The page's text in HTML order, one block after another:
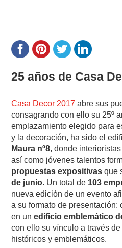
25 años de Casa
Casa Decor 2017 abre sus
consagrando con ello su 25º
emplazamiento elegido para
y la decoración, ha sido el
Maura nº8, donde
así como jóvenes talentos
propuestas expositivasque
de junio. Un total de 103
nueva edición de un evento
a su formato de presentación:
en un edificio emblemático
con ello su vínculo a través
históricos y emblemáticos.